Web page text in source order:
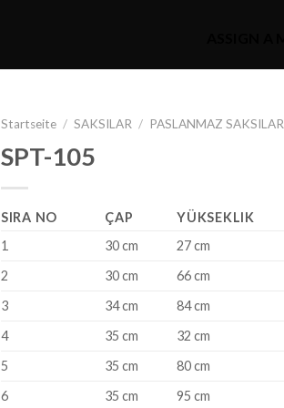
Startseite / SAKSILAR / PASLANMAZ SAKSILAR
SPT-105
SIRA NO ÇAP
YÜKSEKLIK
1
30 cm
27 cm
2
30 cm
66 cm
3
34 cm
84 cm
4
35 cm
32 cm
5
35 cm
80 cm
6
35 cm
95 cm